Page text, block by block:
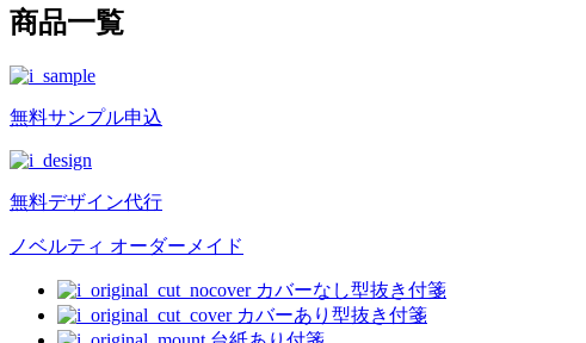
商品一覧
無料サンプル申込
無料デザイン代行
ノベルティ オーダーメイド
カバーなし型抜き付箋
カバーあり型抜き付箋